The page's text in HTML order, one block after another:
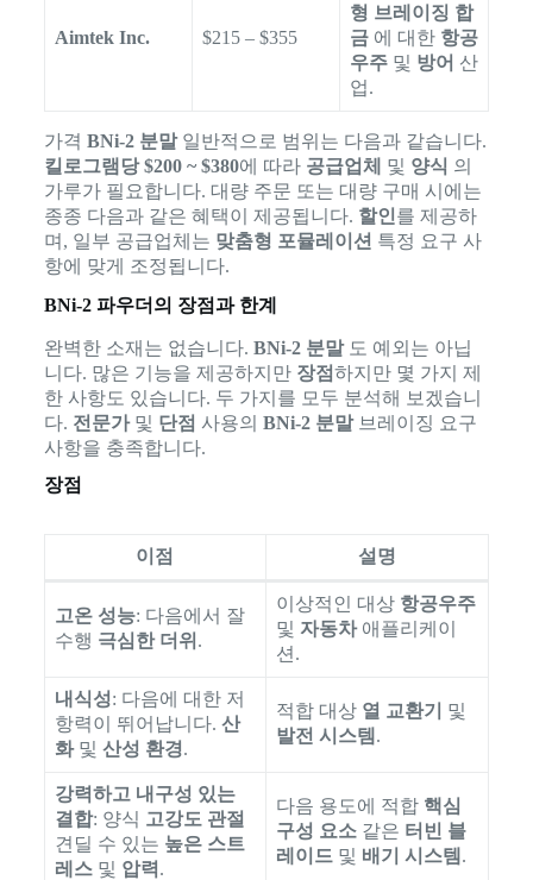
Aimtek Inc. $215 – $355
형 브레이징 합
금에 대한 항공
우주및 방어 산
업.
가격 BNi-2 분말일반적으로 범위는 다음과 같습니다.
킬로그램당 $200 ~ $380에 따라 공급업체 및 양식 의
가루가 필요합니다. 대량 주문 또는 대량 구매 시에는
종종 다음과 같은 혜택이 제공됩니다. 할인를 제공하
며, 일부 공급업체는 맞춤형 포뮬레이션 특정 요구 사
항에 맞게 조정됩니다.
BNi-2 파우더의 장점과 한계
완벽한 소재는 없습니다. BNi-2 분말도 예외는 아닙
니다. 많은 기능을 제공하지만 장점하지만 몇 가지 제
한 사항도 있습니다. 두 가지를 모두 분석해 보겠습니
다. 전문가및 단점 사용의 BNi-2 분말브레이징 요구
사항을 충족합니다.
장점
이점 설명
고온 성능: 다음에서 잘
수행 극심한 더위 .
이상적인 대상 항공우주
및 자동차애플리케이
션.
내식성: 다음에 대한 저
항력이 뛰어납니다. 산
화및 산성 환경.
적합 대상 열 교환기
및
발전 시스템 .
강력하고 내구성 있는
결합: 양식 고강도 관절
견딜 수 있는 높은 스트
레스및 압력 .
다음 용도에 적합 핵심
구성 요소같은 터빈 블
레이드및 배기 시스템 .